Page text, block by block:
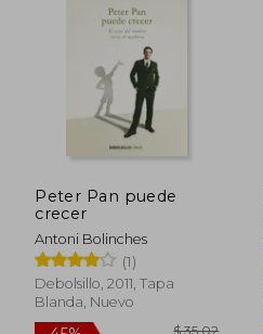
Peter Pan puede
crecer
Antoni Bolinches
(1)
Debolsillo, 2011, Tapa
Blanda, Nuevo